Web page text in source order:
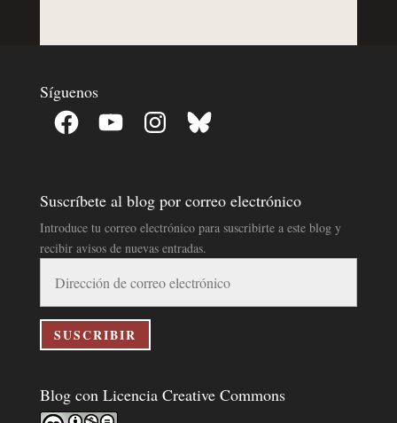
Síguenos
Facebook YouTube InstagramBluesky
Suscríbete al blog por correo electrónico
Introduce tu correo electrónico para suscribirte a este blog y
recibir avisos de nuevas entradas.
correo
electrónico
SUSCRIBIR
Blog con Licencia Creative Commons